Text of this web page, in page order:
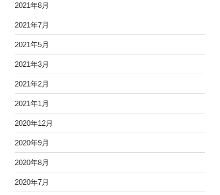
2021年8月
2021年7月
2021年5月
2021年3月
2021年2月
2021年1月
2020年12月
2020年9月
2020年8月
2020年7月